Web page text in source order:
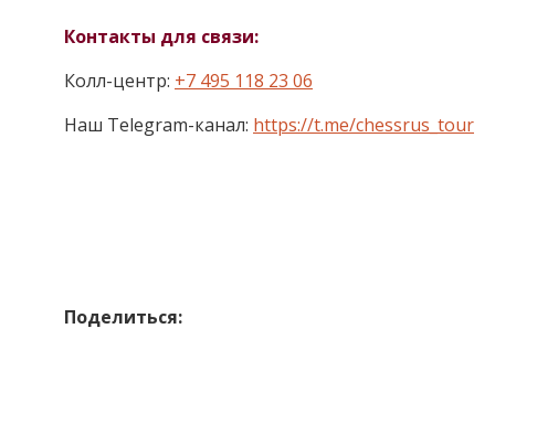
Контакты для связи:
Колл-центр: +7 495 118 23 06
Наш Telegram-канал: https://t.me/chessrus_tour
Поделиться: